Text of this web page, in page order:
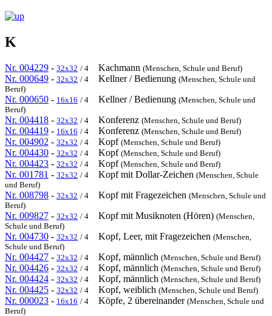
K
Nr. 004229 - 32x32 / 4 Kachmann (Menschen, Schule und Beruf)
Nr. 000649 - 32x32 / 4 Kellner / Bedienung (Menschen, Schule und
Beruf)
Nr. 000650 - 16x16 / 4 Kellner / Bedienung (Menschen, Schule und
Beruf)
Nr. 004418 - 32x32 / 4 Konferenz (Menschen, Schule und Beruf)
Nr. 004419 - 16x16 / 4 Konferenz (Menschen, Schule und Beruf)
Nr. 004902 - 32x32 / 4 Kopf (Menschen, Schule und Beruf)
Nr. 004430 - 32x32 / 4 Kopf (Menschen, Schule und Beruf)
Nr. 004423 - 32x32 / 4 Kopf (Menschen, Schule und Beruf)
Nr. 001781 - 32x32 / 4 Kopf mit Dollar-Zeichen (Menschen, Schule
und Beruf)
Nr. 008798 - 32x32 / 4 Kopf mit Fragezeichen (Menschen, Schule und
Beruf)
Nr. 009827 - 32x32 / 4 Kopf mit Musiknoten (Hören) (Menschen,
Schule und Beruf)
Nr. 004730 - 32x32 / 4 Kopf, Leer, mit Fragezeichen (Menschen,
Schule und Beruf)
Nr. 004427 - 32x32 / 4 Kopf, männlich (Menschen, Schule und Beruf)
Nr. 004426 - 32x32 / 4 Kopf, männlich (Menschen, Schule und Beruf)
Nr. 004424 - 32x32 / 4 Kopf, männlich (Menschen, Schule und Beruf)
Nr. 004425 - 32x32 / 4 Kopf, weiblich (Menschen, Schule und Beruf)
Nr. 000023 - 16x16 / 4 Köpfe, 2 übereinander (Menschen, Schule und
Beruf)